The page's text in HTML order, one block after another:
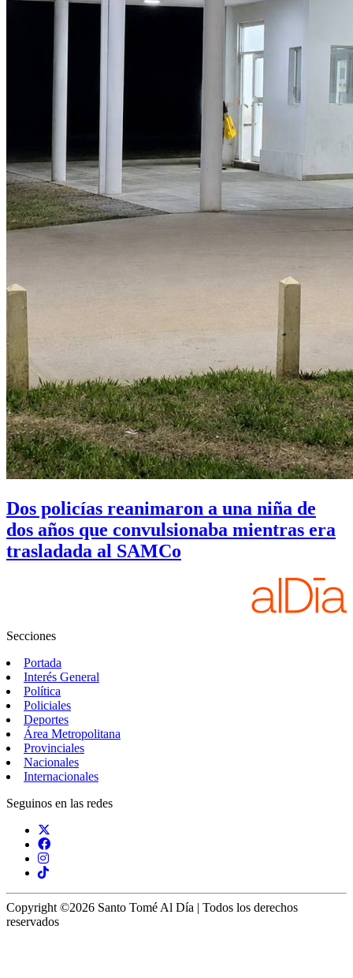
Dos policías reanimaron a una niña de
dos años que convulsionaba mientras era
trasladada al SAMCo
Secciones
Portada
Interés General
Política
Policiales
Deportes
Área Metropolitana
Provinciales
Nacionales
Internacionales
Seguinos en las redes
Copyright ©2026 Santo Tomé Al Día | Todos los derechos
reservados